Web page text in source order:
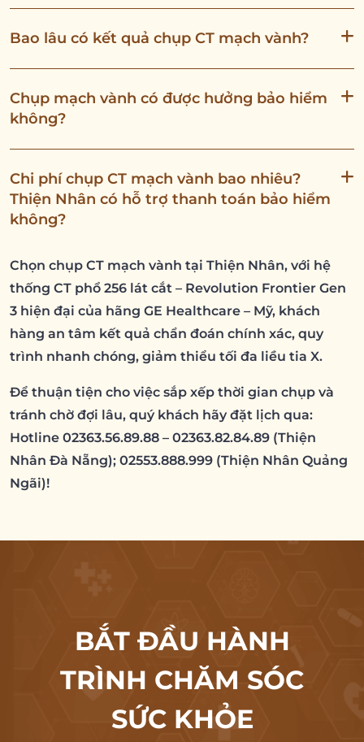
Bao lâu có kết quả chụp CT mạch vành?
Chụp mạch vành có được hưởng bảo hiểm
không?
Chi phí chụp CT mạch vành bao nhiêu?
Thiện Nhân có hỗ trợ thanh toán bảo hiểm
không?
Chọn chụp CT mạch vành tại Thiện Nhân, với hệ
thống CT phổ 256 lát cắt – Revolution Frontier Gen
3 hiện đại của hãng GE Healthcare – Mỹ, khách
hàng an tâm kết quả chẩn đoán chính xác, quy
trình nhanh chóng, giảm thiểu tối đa liều tia X.
Để thuận tiện cho việc sắp xếp thời gian chụp và
tránh chờ đợi lâu, quý khách hãy đặt lịch qua:
Hotline 02363.56.89.88 – 02363.82.84.89 (Thiện
Nhân Đà Nẵng); 02553.888.999 (Thiện Nhân Quảng
Ngãi)!
BẮT ĐẦU HÀNH
TRÌNH CHĂM SÓC
SỨC KHỎE